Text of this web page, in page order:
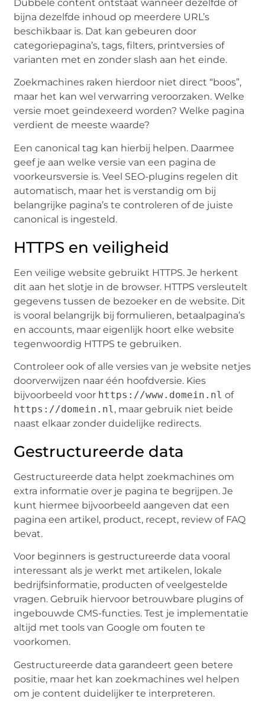
Dubbele content ontstaat wanneer dezelfde of
bijna dezelfde inhoud op meerdere URL’s
beschikbaar is. Dat kan gebeuren door
categoriepagina’s, tags, filters, printversies of
varianten met en zonder slash aan het einde.
Zoekmachines raken hierdoor niet direct “boos”,
maar het kan wel verwarring veroorzaken. Welke
versie moet geïndexeerd worden? Welke pagina
verdient de meeste waarde?
Een canonical tag kan hierbij helpen. Daarmee
geef je aan welke versie van een pagina de
voorkeursversie is. Veel SEO-plugins regelen dit
automatisch, maar het is verstandig om bij
belangrijke pagina’s te controleren of de juiste
canonical is ingesteld.
HTTPS en veiligheid
Een veilige website gebruikt HTTPS. Je herkent
dit aan het slotje in de browser. HTTPS versleutelt
gegevens tussen de bezoeker en de website. Dit
is vooral belangrijk bij formulieren, betaalpagina’s
en accounts, maar eigenlijk hoort elke website
tegenwoordig HTTPS te gebruiken.
Controleer ook of alle versies van je website netjes
doorverwijzen naar één hoofdversie. Kies
bijvoorbeeld voor https://www.domein.nl of
https://domein.nl, maar gebruik niet beide
naast elkaar zonder duidelijke redirects.
Gestructureerde data
Gestructureerde data helpt zoekmachines om
extra informatie over je pagina te begrijpen. Je
kunt hiermee bijvoorbeeld aangeven dat een
pagina een artikel, product, recept, review of FAQ
bevat.
Voor beginners is gestructureerde data vooral
interessant als je werkt met artikelen, lokale
bedrijfsinformatie, producten of veelgestelde
vragen. Gebruik hiervoor betrouwbare plugins of
ingebouwde CMS-functies. Test je implementatie
altijd met tools van Google om fouten te
voorkomen.
Gestructureerde data garandeert geen betere
positie, maar het kan zoekmachines wel helpen
om je content duidelijker te interpreteren.